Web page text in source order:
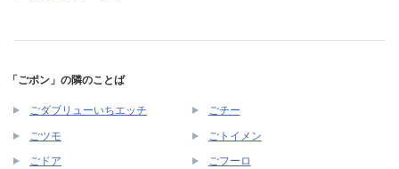
「ごポン」の隣のことば
ごダブリューいちエッチ ごチー
ごツモ ごトイメン
ごドア ごフーロ